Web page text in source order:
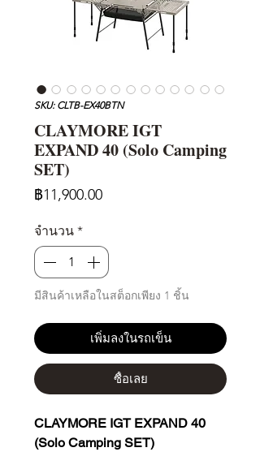
SKU: CLTB-EX40BTN
CLAYMORE IGT
EXPAND 40 (Solo Camping
SET)
฿11,900.00ราคา
จำนวน *
มีสินค้าเหลือในสต็อกเพียง 1 ชิ้น
เพิ่มลงในรถเข็น
ซื้อเลย
CLAYMORE IGT EXPAND 40
(Solo Camping SET)